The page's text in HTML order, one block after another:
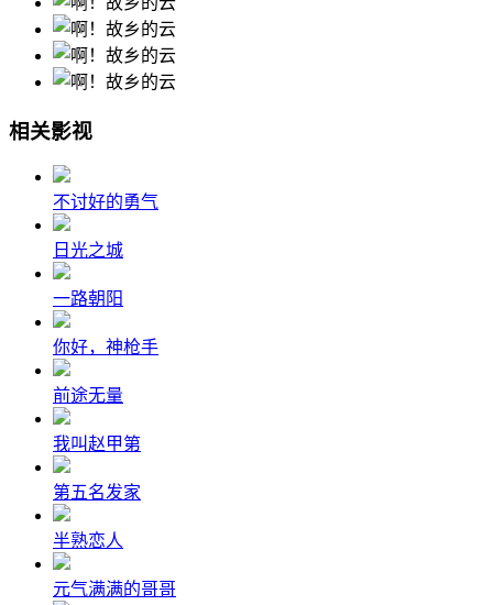
相关影视
不讨好的勇气
日光之城
一路朝阳
你好，神枪手
前途无量
我叫赵甲第
第五名发家
半熟恋人
元气满满的哥哥